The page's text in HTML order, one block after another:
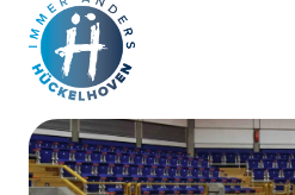
Zum Hauptinhalt springen